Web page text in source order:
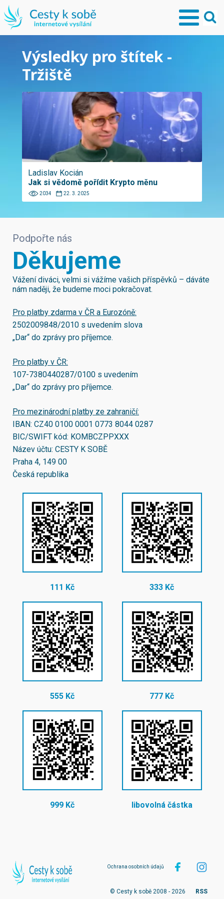
Výsledky pro štítek -
Tržiště
Ladislav Kocián
Jak si vědomě pořídit Krypto měnu
2034 22. 3. 2025
Podpořte nás
Děkujeme
Vážení diváci, velmi si vážíme vašich příspěvků – dáváte
nám naději, že budeme moci pokračovat.
Pro platby zdarma v ČR a Eurozóně:
2502009848/2010 s uvedením slova
„Dar“ do zprávy pro příjemce.
Pro platby v ČR:
107-7380440287/0100 s uvedením
„Dar“ do zprávy pro příjemce.
Pro mezinárodní platby ze zahraničí:
IBAN: CZ40 0100 0001 0773 8044 0287
BIC/SWIFT kód: KOMBCZPPXXX
Název účtu: CESTY K SOBĚ
Praha 4, 149 00
Česká republika
111 Kč 333 Kč
555 Kč 777 Kč
999 Kč libovolná částka
Ochrana osobních údajů
© Cesty k sobě 2008 - 2026 RSS